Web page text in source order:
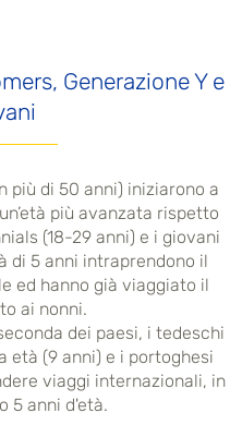
Generazione Y e
più di 50 anni) iniziarono a
più avanzata rispetto
(18-29 anni) e i giovani
di 5 anni intraprendono il
ed hanno già viaggiato il
ai nonni.
dei paesi, i tedeschi
età (9 anni) e i portoghesi
viaggi internazionali, in
5 anni d'età.